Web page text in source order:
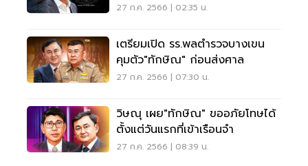
27 ก.ค. 2566 | 02:35 น.
เตรียมเปิด รร.พลตำรวจบางเขน
คุมตัว"ทักษิณ" ก่อนส่งศาล
27 ก.ค. 2566 | 07:30 น.
วิษณุ เผย"ทักษิณ" ขออภัยโทษได้
ตั้งแต่วันแรกที่เข้าเรือนจำ
27 ก.ค. 2566 | 08:39 น.